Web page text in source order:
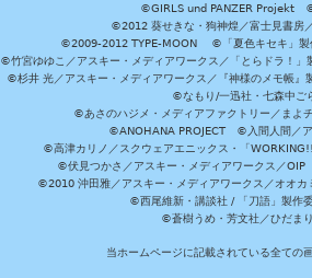
©GIRLS und PANZER Projekt ©
©2012 葵せきな・狗神煌／富士見書
©2009-2012 TYPE-MOON ©「夏色キセキ」製
©竹宮ゆゆこ／アスキー・メディアワークス／「とらドラ！
©杉井 光／アスキー・メディアワークス／『神様のメモ帳
©なもり/一迅社・七森中
©あさのハジメ・メディアファクトリー／ま
©ANOHANA PROJECT ©入間人間／ア
©高津カリノ／スクウェアエニックス・「
©伏見つかさ／アスキー・メディアワークス／
©2010 沖田雅／アスキー・メディアワークス／オオ
©西尾維新・講談社 / 「刀語」製作
©蒼樹うめ・芳文社／ひだま
当ホームページに記載されている全ての